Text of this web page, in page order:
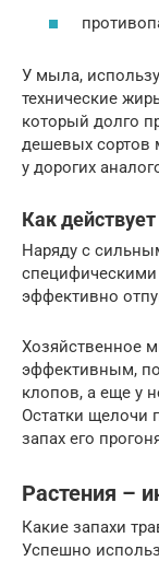
У мыла,
технические
который долго
дешевых сортов
у дорогих
Как
Наряду с
специфическими
эффективно
Хозяйственное
эффективным,
клопов, а еще у
Остатки щелочи
запах его
Растения –
Какие запахи
Успешно